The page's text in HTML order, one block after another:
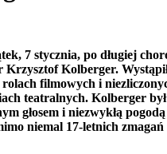
7 stycznia, po długiej
Kolberger.
rolach filmowych i
teatralnych. Kolberger
głosem i niezwykłą
niemal 17-letnich